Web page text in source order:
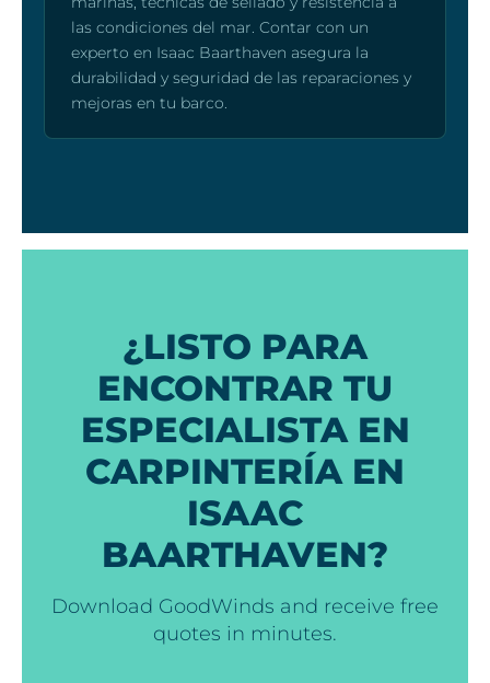
las condiciones del mar. Contar con un
experto en Isaac Baarthaven asegura la
durabilidad y seguridad de las reparaciones y
mejoras en tu barco.
¿LISTO PARA
ENCONTRAR TU
ESPECIALISTA EN
CARPINTERÍA EN
ISAAC
BAARTHAVEN?
Download GoodWinds and receive free
quotes in minutes.